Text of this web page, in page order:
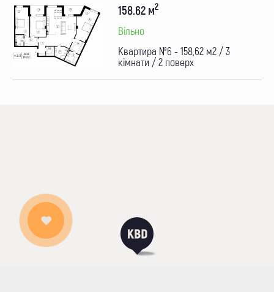
158.62 м2
Вільно
Квартира №6 - 158,62 м2 / 3
кімнати / 2 поверх